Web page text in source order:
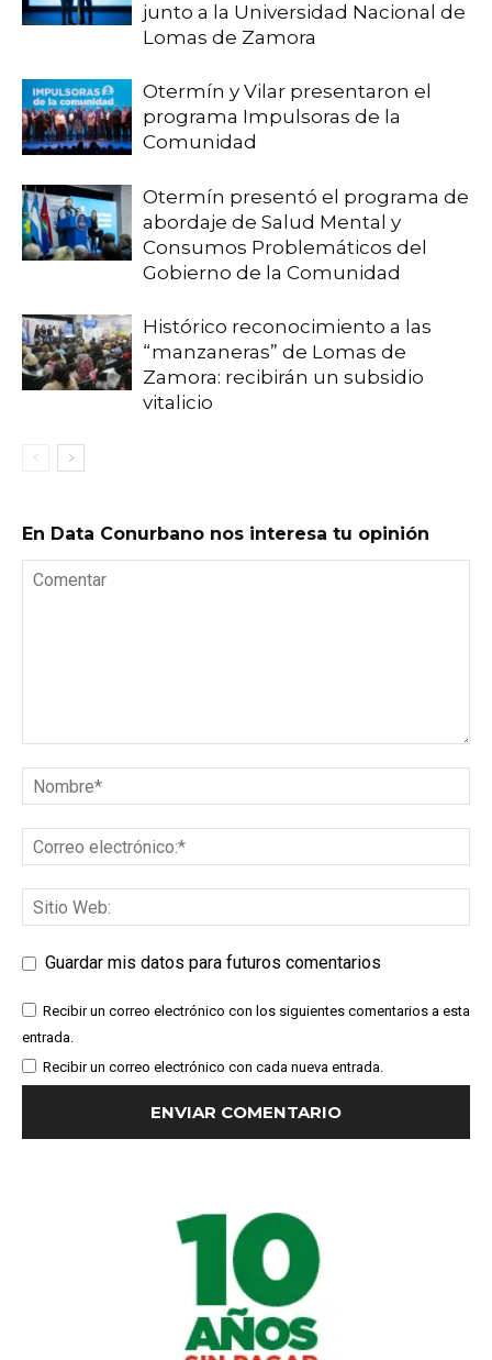
junto a la Universidad Nacional de
Lomas de Zamora
Otermín y Vilar presentaron el
programa Impulsoras de la
Comunidad
Otermín presentó el programa de
abordaje de Salud Mental y
Consumos Problemáticos del
Gobierno de la Comunidad
Histórico reconocimiento a las
“manzaneras” de Lomas de
Zamora: recibirán un subsidio
vitalicio
En Data Conurbano nos interesa tu opinión
Guardar mis datos para futuros comentarios
Recibir un correo electrónico con los siguientes comentarios a esta
entrada.
Recibir un correo electrónico con cada nueva entrada.